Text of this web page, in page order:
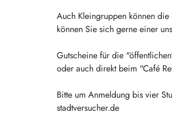
Auch Kleingruppen können die
können Sie sich gerne einer
Gutscheine für die
oder auch direkt beim "Café
Bitte um Anmeldung bis vier
stadtversucher.de